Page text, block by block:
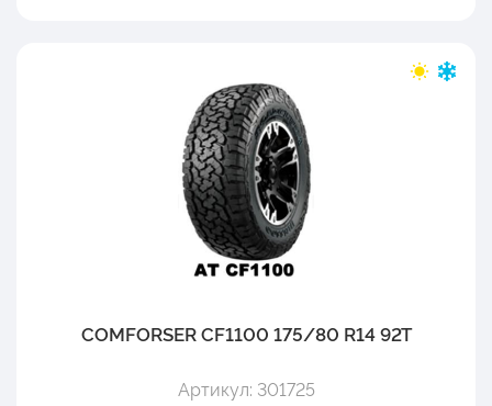
COMFORSER CF1100 175/80 R14 92T
Артикул: 301725